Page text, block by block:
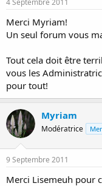
Merci Myriam!
Un seul forum vous
Tout cela doit être
vous les
pour tout!
Myriam
Modératrice
9 Septembre 2011
Merci Lisemeuh pour